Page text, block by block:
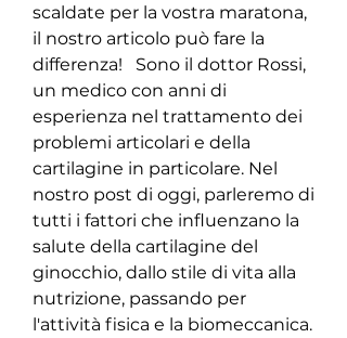
scaldate per la vostra maratona,
il nostro articolo può fare la
differenza!   Sono il dottor Rossi,
un medico con anni di
esperienza nel trattamento dei
problemi articolari e della
cartilagine in particolare. Nel
nostro post di oggi, parleremo di
tutti i fattori che influenzano la
salute della cartilagine del
ginocchio, dallo stile di vita alla
nutrizione, passando per
l'attività fisica e la biomeccanica.